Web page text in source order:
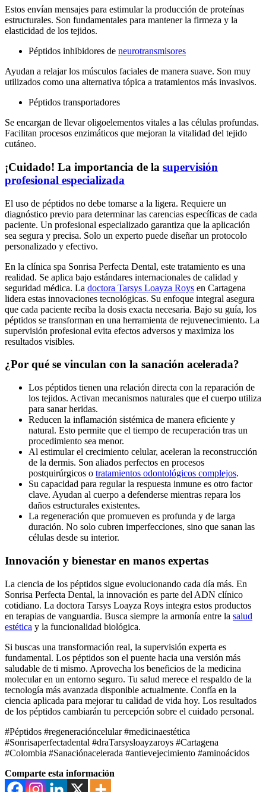
Estos envían mensajes para estimular la producción de proteínas
estructurales. Son fundamentales para mantener la firmeza y la
elasticidad de los tejidos.
Péptidos inhibidores de neurotransmisores
Ayudan a relajar los músculos faciales de manera suave. Son muy
utilizados como una alternativa tópica a tratamientos más invasivos.
Péptidos transportadores
Se encargan de llevar oligoelementos vitales a las células profundas.
Facilitan procesos enzimáticos que mejoran la vitalidad del tejido
cutáneo.
¡Cuidado! La importancia de la supervisión
profesional especializada
El uso de péptidos no debe tomarse a la ligera. Requiere un
diagnóstico previo para determinar las carencias específicas de cada
paciente. Un profesional especializado garantiza que la aplicación
sea segura y precisa. Solo un experto puede diseñar un protocolo
personalizado y efectivo.
En la clínica spa Sonrisa Perfecta Dental, este tratamiento es una
realidad. Se aplica bajo estándares internacionales de calidad y
seguridad médica. La doctora Tarsys Loayza Roys en Cartagena
lidera estas innovaciones tecnológicas. Su enfoque integral asegura
que cada paciente reciba la dosis exacta necesaria. Bajo su guía, los
péptidos se transforman en una herramienta de rejuvenecimiento. La
supervisión profesional evita efectos adversos y maximiza los
resultados visibles.
¿Por qué se vinculan con la sanación acelerada?
Los péptidos tienen una relación directa con la reparación de
los tejidos. Activan mecanismos naturales que el cuerpo utiliza
para sanar heridas.
Reducen la inflamación sistémica de manera eficiente y
natural. Esto permite que el tiempo de recuperación tras un
procedimiento sea menor.
Al estimular el crecimiento celular, aceleran la reconstrucción
de la dermis. Son aliados perfectos en procesos
postquirúrgicos o tratamientos odontológicos complejos.
Su capacidad para regular la respuesta inmune es otro factor
clave. Ayudan al cuerpo a defenderse mientras repara los
daños estructurales existentes.
La regeneración que promueven es profunda y de larga
duración. No solo cubren imperfecciones, sino que sanan las
células desde su interior.
Innovación y bienestar en manos expertas
La ciencia de los péptidos sigue evolucionando cada día más. En
Sonrisa Perfecta Dental, la innovación es parte del ADN clínico
cotidiano. La doctora Tarsys Loayza Roys integra estos productos
en terapias de vanguardia. Busca siempre la armonía entre la salud
estética y la funcionalidad biológica.
Si buscas una transformación real, la supervisión experta es
fundamental. Los péptidos son el puente hacia una versión más
saludable de ti mismo. Aprovecha los beneficios de la medicina
molecular en un entorno seguro. Tu salud merece el respaldo de la
tecnología más avanzada disponible actualmente. Confía en la
ciencia aplicada para mejorar tu calidad de vida hoy. Los resultados
de los péptidos cambiarán tu percepción sobre el cuidado personal.
#Péptidos #regeneracióncelular #medicinaestética
#Sonrisaperfectadental #draTarsysloayzaroys #Cartagena
#Colombia #Sanaciónacelerada #antievejecimiento #aminoácidos
Comparte esta información